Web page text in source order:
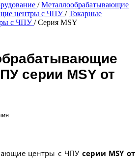
/ Металлообрабатывающие
центры c ЧПУ/ Токарные
с ЧПУ/ Серия MSY
серии MSY от
центры с ЧПУ серии MSY от